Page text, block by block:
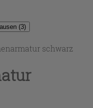
(3)
schwarz